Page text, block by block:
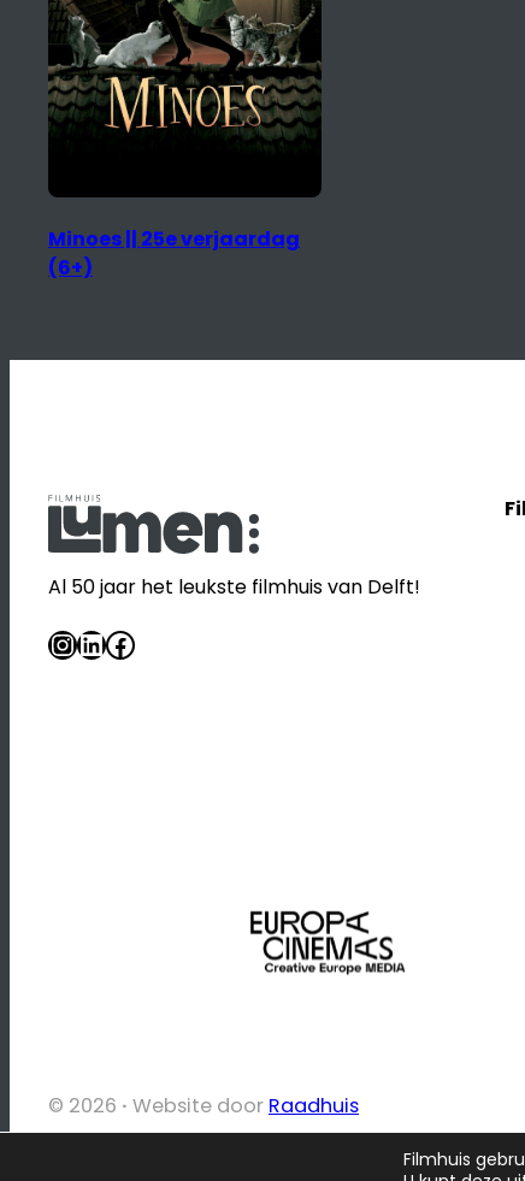
Minoes || 25e verjaardag
(6+)
Al 50 jaar het leukste filmhuis van Delft!
InstagramLinkedIn Facebook
© 2026 · Website door Raadhuis
Filmhuis